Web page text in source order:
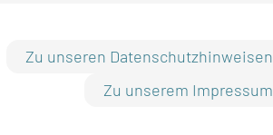
Zu unseren Datenschutzhinweisen
Zu unserem Impressum